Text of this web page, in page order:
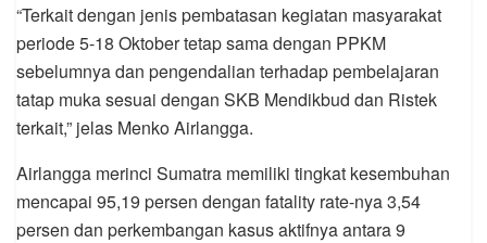
“Terkait dengan jenis pembatasan kegiatan masyarakat
periode 5-18 Oktober tetap sama dengan PPKM
sebelumnya dan pengendalian terhadap pembelajaran
tatap muka sesuai dengan SKB Mendikbud dan Ristek
terkait,” jelas Menko Airlangga.
Airlangga merinci Sumatra memiliki tingkat kesembuhan
mencapai 95,19 persen dengan fatality rate-nya 3,54
persen dan perkembangan kasus aktifnya antara 9